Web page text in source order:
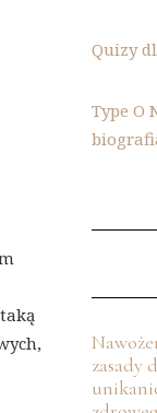
Quizy
Type O
zasady